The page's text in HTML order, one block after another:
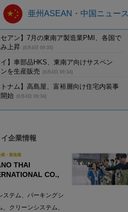
亜州ASEAN・中国ニュース
セアン】7月の東南ア製造業PMI、各国で
上昇
(8月4日 09:35)
イ】車部品HKS、東南ア向けサスペン
を生産販売
(8月4日 09:34)
トナム】高島屋、富裕層向け住宅内装事
始
(8月4日 09:34)
企業情報
業・製造業
THAI
CO.,
ステム、パーキングシ
、クリーンシステム、